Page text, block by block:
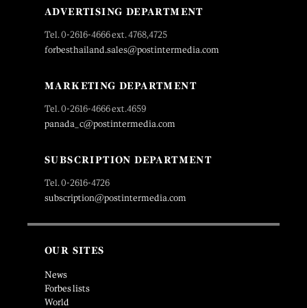
ADVERTISING DEPARTMENT
Tel. 0-2616-4666 ext. 4768,4725
forbesthailand.sales@postintermedia.com
MARKETING DEPARTMENT
Tel. 0-2616-4666 ext.4659
panada_c@postintermedia.com
SUBSCRIPTION DEPARTMENT
Tel. 0-2616-4726
subscription@postintermedia.com
OUR SITES
News
Forbes lists
World